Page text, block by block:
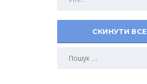
СКИНУТИ ВСЕ